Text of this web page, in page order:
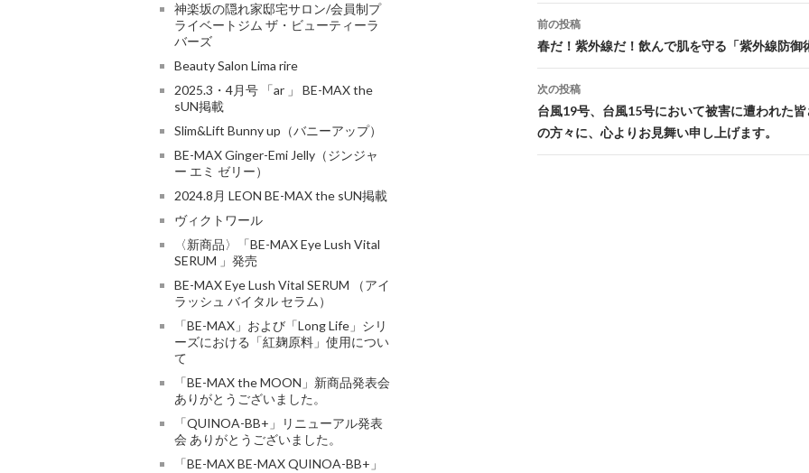
投稿ナビゲーション
前の投稿
春だ！紫外線だ！飲んで肌を守る「紫外線防御
次の投稿
台風19号、台風15号において被害に遭われた
の方々に、心よりお見舞い申し上げます。
神楽坂の隠れ家邸宅サロン/会員制プ
ライベートジム ザ・ビューティーラ
バーズ
Beauty Salon Lima rire
2025.3・4月号 「ar 」 BE-MAX the
sUN掲載
Slim&Lift Bunny up（バニーアップ）
BE-MAX Ginger-Emi Jelly（ジンジャ
ー エミ ゼリー）
2024.8月 LEON BE-MAX the sUN掲載
ヴィクトワール
〈新商品〉「BE-MAX Eye Lush Vital
SERUM 」発売
BE-MAX Eye Lush Vital SERUM （アイ
ラッシュ バイタル セラム）
「BE-MAX」および「Long Life」シリ
ーズにおける「紅麹原料」使用につい
て
「BE-MAX the MOON」新商品発表会
ありがとうございました。
「QUINOA-BB+」リニューアル発表
会 ありがとうございました。
「BE-MAX BE-MAX QUINOA-BB+」